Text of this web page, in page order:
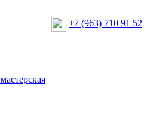
+7 (963) 710 91 52